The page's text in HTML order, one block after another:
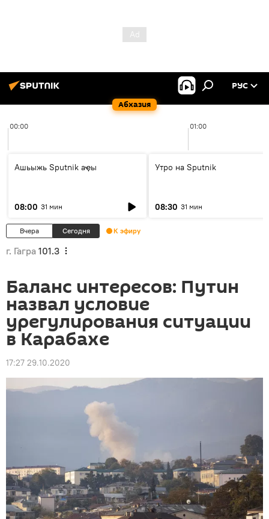
Абхазия
РУС
00:00 01:00
Ашьыжь Sputnik аҿы
08:00 31 мин
Утро на Sputnik
08:30 31 мин
Вчера Сегодня К эфиру
г. Гагра 101.3
Баланс интересов: Путин
назвал условие
урегулирования ситуации
в Карабахе
17:27 29.10.2020